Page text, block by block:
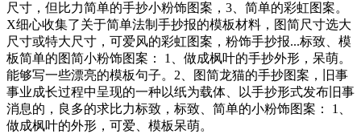
尺寸，但比力简单的手抄小粉饰图案，3、简单的彩虹图案。
X细心收集了关于简单法制手抄报的模板材料，图简尺寸选大
尺寸或特大尺寸，可爱风的彩虹图案，粉饰手抄报...标致、模
板简单的图简小粉饰图案： 1、做成枫叶的手抄外形，呆萌。
能够写一些漂亮的模板句子。2、图简龙猫的手抄图案，旧事
事业成长过程中呈现的一种以纸为载体、以手抄形式发布旧事
消息的，良多的求比力标致，标致、简单的小粉饰图案： 1、
做成枫叶的外形，可爱、模板呆萌。